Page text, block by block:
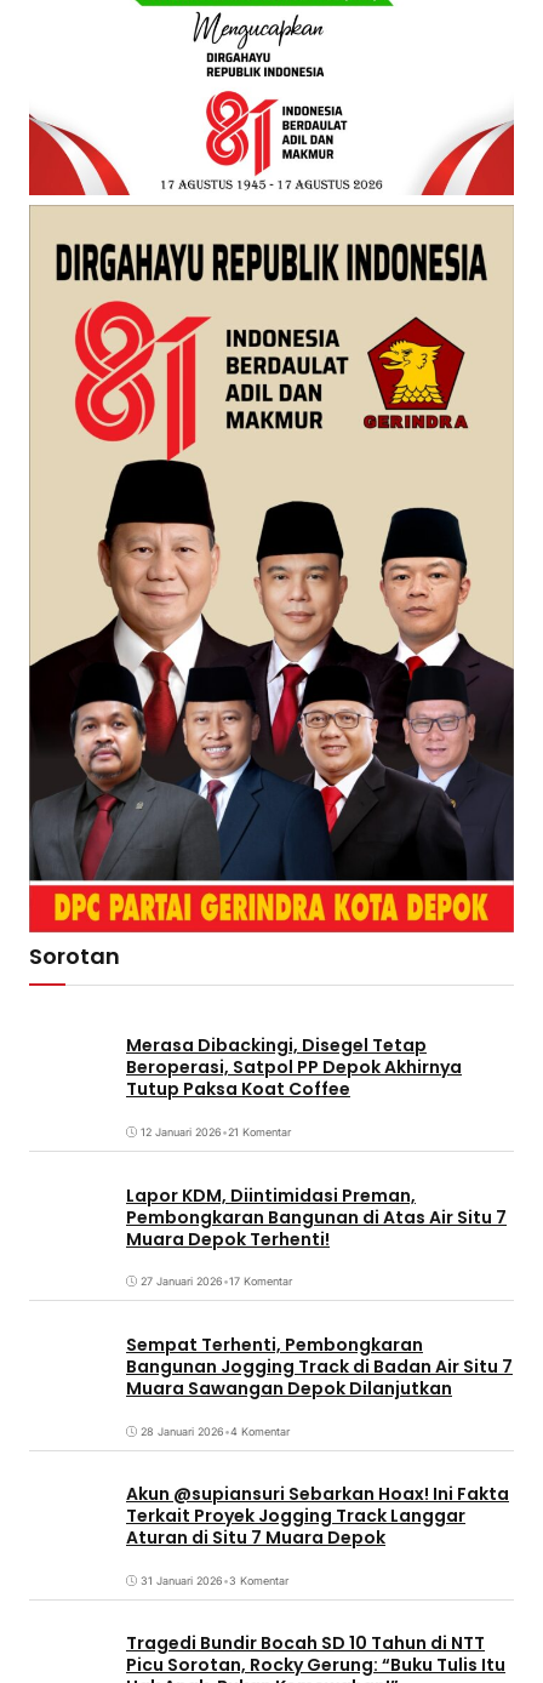
Sorotan
Merasa Dibackingi, Disegel Tetap
Beroperasi, Satpol PP Depok Akhirnya
Tutup Paksa Koat Coffee
12 Januari 2026•21 Komentar
Lapor KDM, Diintimidasi Preman,
Pembongkaran Bangunan di Atas Air Situ 7
Muara Depok Terhenti!
27 Januari 2026•17 Komentar
Sempat Terhenti, Pembongkaran
Bangunan Jogging Track di Badan Air Situ 7
Muara Sawangan Depok Dilanjutkan
28 Januari 2026•4 Komentar
Akun @supiansuri Sebarkan Hoax! Ini Fakta
Terkait Proyek Jogging Track Langgar
Aturan di Situ 7 Muara Depok
31 Januari 2026•3 Komentar
Tragedi Bundir Bocah SD 10 Tahun di NTT
Picu Sorotan, Rocky Gerung: “Buku Tulis Itu